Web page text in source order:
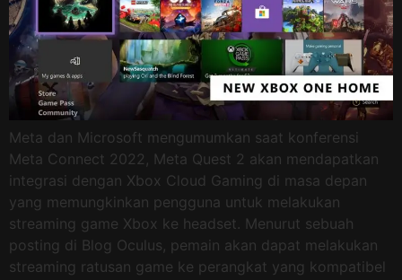
Meta dan Microsoft mengumumkan saat konferensi
Meta Connect 2022, Meta Quest 2 akan mendapatkan
integrasi dengan Xbox Cloud Gaming di masa depan
yang memungkinkan pengguna untuk melakukan
streaming game Xbox ke headset. Menurut sebuah
posting di Blog Oculus, pemain akan dapat melakukan
streaming ratusan game ke perangkat yang kompatibel